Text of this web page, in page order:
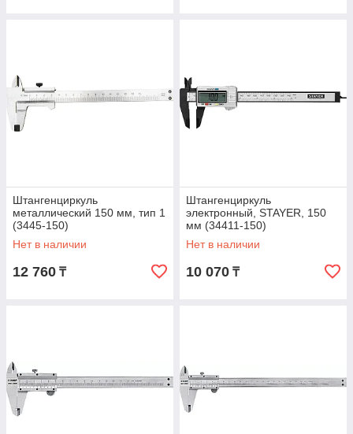
Штангенциркуль
металлический 150 мм, тип 1
(3445-150)
Нет в наличии
12 760 ₸
Штангенциркуль
электронный, STAYER, 150
мм (34411-150)
Нет в наличии
10 070 ₸